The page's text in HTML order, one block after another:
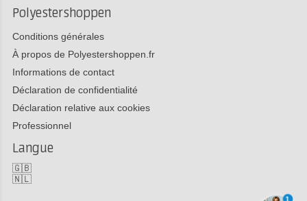
Polyestershoppen
Conditions générales
À propos de Polyestershoppen.fr
Informations de contact
Déclaration de confidentialité
Déclaration relative aux cookies
Professionnel
Langue
🇬🇧
🇳🇱
1